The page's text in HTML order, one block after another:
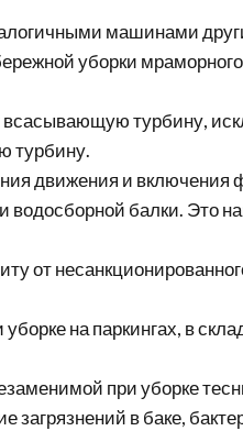
машинами
уборки
всасывающую турбину,
турбину.
движения и
водосборной балки. Это
от
на паркингах, в
при уборке
в баке,